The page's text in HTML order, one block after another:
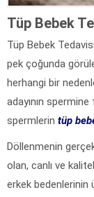
Tüp Bebek
Tüp Bebek
pek çoğunda
herhangi bir
adayının
spermlerin tüp
Döllenmenin
olan, canlı ve
erkek bedenlerinin